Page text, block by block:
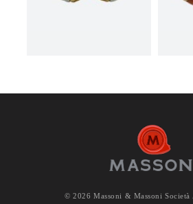
© 2026 Massoni & Massoni Società